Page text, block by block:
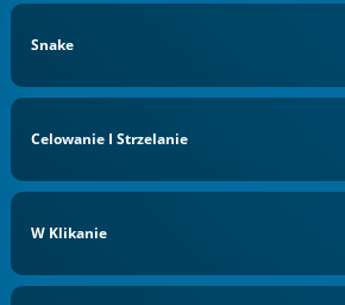
Snake
Celowanie I Strzelanie
W Klikanie